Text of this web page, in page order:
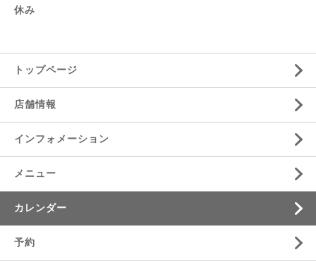
休み
トップページ
店舗情報
インフォメーション
メニュー
カレンダー
予約